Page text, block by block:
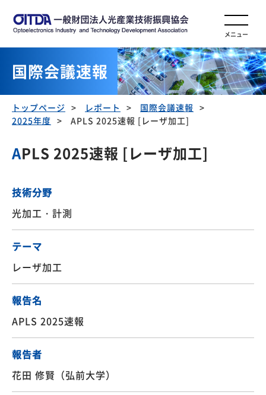
メニュー
国際会議速報
トップページ レポート
国際会議速報
2025年度
APLS 2025速報 [レーザ加工]
APLS 2025速報 [レーザ加工]
技術分野
光加工・計測
テーマ
レーザ加工
報告名
APLS 2025速報
報告者
花田 修賢（弘前大学）